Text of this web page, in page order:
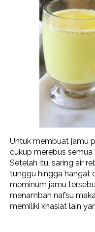
Untuk membuat jamu
cukup merebus
Setelah itu, saring air
tunggu hingga hangat
meminum jamu
menambah nafsu
memiliki khasiat lain